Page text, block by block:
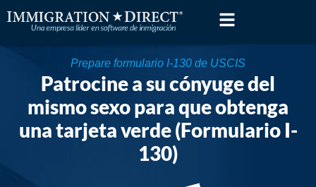
to
Prepare formulario I-130 de USCIS
Patrocine a su cónyuge del
mismo sexo para que obtenga
una tarjeta verde (Formulario I-
130)